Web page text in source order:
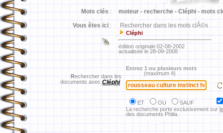
Mots clés : moteur - recherche - Cléphi - mots
Vous êtes ici : Rechercher dans les mots clÃ©s
Cléphi
édition originale 02-08-2002
actualisée le 28-09-2008
Rechercher dans les
documents avec Cléphi
Entrez 1 ou plusieurs mots
(maximum 4)
ET OU
SAUF
La recherche porte exclusivement sur
des documents Philia.